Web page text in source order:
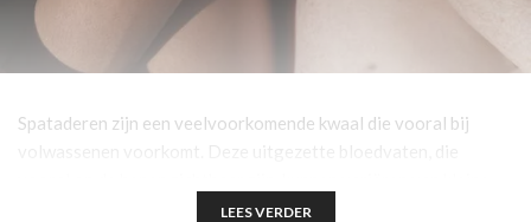
Spataderen zijn een veelvoorkomende kwaal die vooral bij
subtiele adertjes tot opvallende, gezwollen blauwe of paarse
LEES VERDER